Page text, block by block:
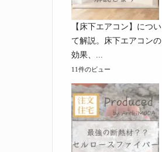
【床下エアコン】につい
て解説。床下エアコンの
効果、...
11件のビュー